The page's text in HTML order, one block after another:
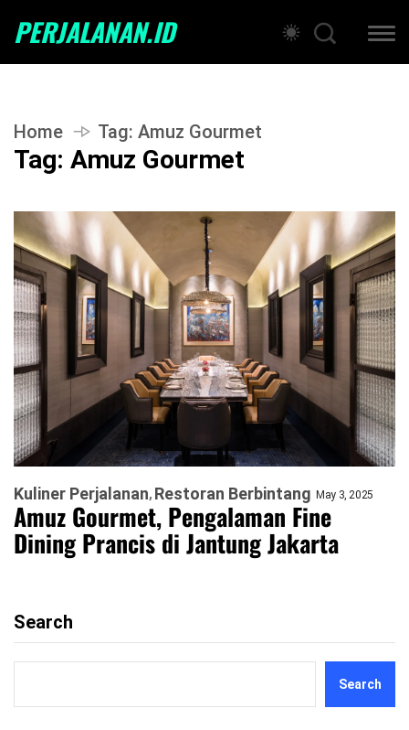
PERJALANAN.ID
Home Tag: Amuz Gourmet
Tag: Amuz Gourmet
Kuliner Perjalanan Restoran Berbintang May 3, 2025
Amuz Gourmet, Pengalaman Fine
Dining Prancis di Jantung Jakarta
Search
Search